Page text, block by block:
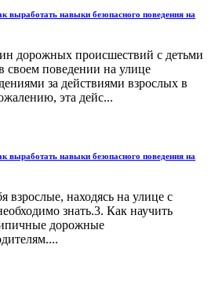
выработать навыки безопасного поведения на
дорожных происшествий с детьми
своем поведении на улице
за действиями взрослых в
эта дейс...
выработать навыки безопасного поведения на
взрослые, находясь на улице с
знать.3. Как научить
дорожные